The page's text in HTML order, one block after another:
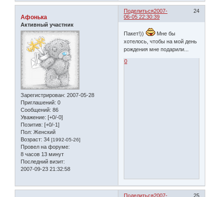
Поделиться 24
2007-
06-05 22:30:39
Афонька
Активный участник
Зарегистрирован: 2007-05-28
Приглашений: 0
Сообщений: 86
Уважение: [+0/-0]
Позитив: [+0/-1]
Пол: Женский
Возраст: 34 [1992-05-26]
Провел на форуме:
8 часов 13 минут
Последний визит:
2007-09-23 21:32:58
Пакет!))
Мне бы
хотелось, чтобы на мой день
рождения мне подарили...
0
Поделиться 25
2007-